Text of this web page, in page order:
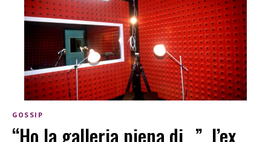
GOSSIP
“Ho la galleria piena di…”, l’ex